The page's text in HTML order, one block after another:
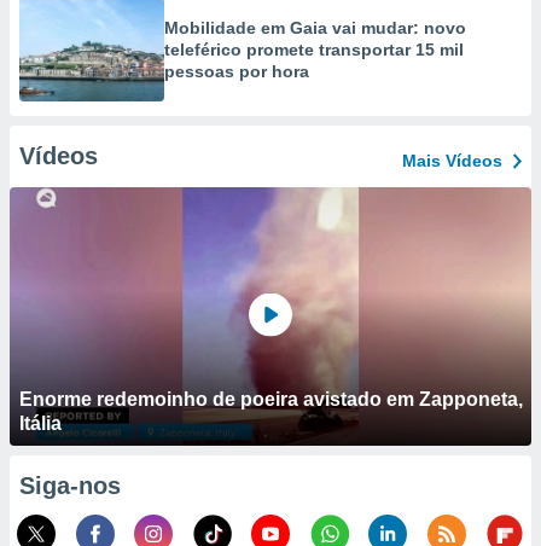
Mobilidade em Gaia vai mudar: novo
teleférico promete transportar 15 mil
pessoas por hora
Vídeos Mais Vídeos
Enorme redemoinho de poeira avistado em Zapponeta,
Itália
Siga-nos